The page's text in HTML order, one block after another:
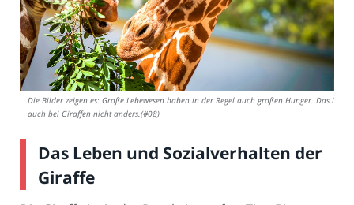
Die Bilder zeigen es: Große Lebewesen haben in der Regel auch großen Hunger. Das ist
auch bei Giraffen nicht anders.(#08)
Das Leben und Sozialverhalten der
Giraffe